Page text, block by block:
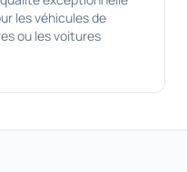
les véhicules de
ou les voitures